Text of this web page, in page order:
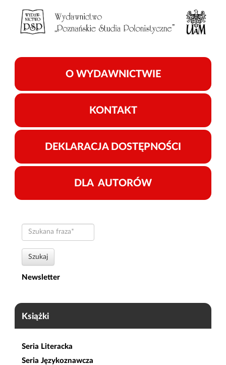
O WYDAWNICTWIE
KONTAKT
DEKLARACJA DOSTĘPNOŚCI
DLA AUTORÓW
Szukana
fraza
Szukaj
Newsletter
Książki
Seria Literacka
Seria Językoznawcza